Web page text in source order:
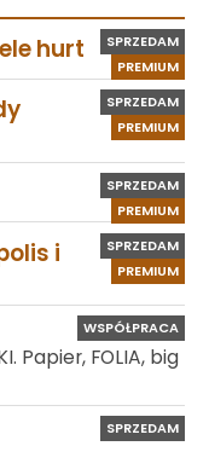
PREMIUM
SPRZEDAM
hurt
PREMIUM
SPRZEDAM
PREMIUM
SPRZEDAM
PREMIUM
SPRZEDAM
i
WSPÓŁPRACA
Papier, FOLIA, big
SPRZEDAM